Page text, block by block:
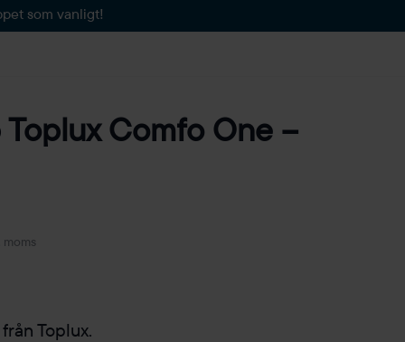
som vanligt!
Comfo One –
moms
Toplux.